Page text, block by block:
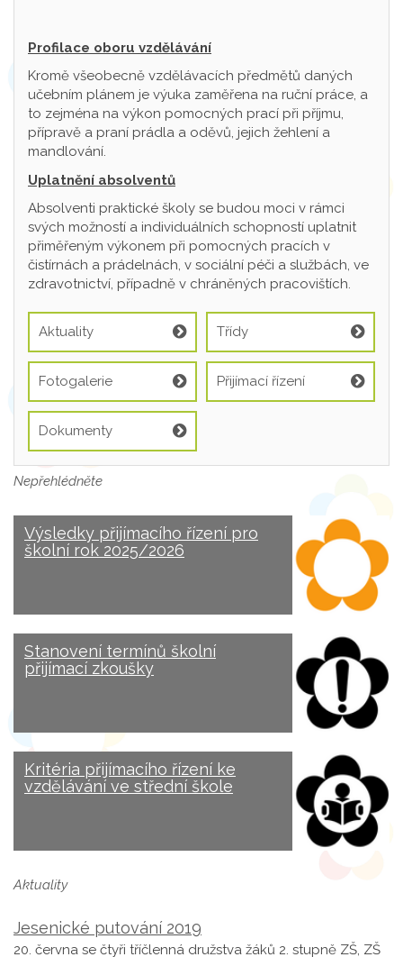
Profilace oboru vzdělávání
Kromě všeobecně vzdělávacích předmětů daných
učebním plánem je výuka zaměřena na ruční práce, a
to zejména na výkon pomocných prací při příjmu,
přípravě a praní prádla a oděvů, jejich žehlení a
mandlování.
Uplatnění absolventů
Absolventi praktické školy se budou moci v rámci
svých možností a individuálních schopností uplatnit
přiměřeným výkonem při pomocných pracích v
čistírnách a prádelnách, v sociální péči a službách, ve
zdravotnictví, případně v chráněných pracovištích.
Aktuality Třídy
Fotogalerie Přijímací řízení
Dokumenty
Nepřehlédněte
Výsledky přijímacího řízení pro
školní rok 2025/2026
Stanovení termínů školní
přijímací zkoušky
Kritéria přijímacího řízení ke
vzdělávání ve střední škole
Aktuality
Jesenické putování 2019
20. června se čtyři tříčlenná družstva žáků 2. stupně ZŠ, ZŠ